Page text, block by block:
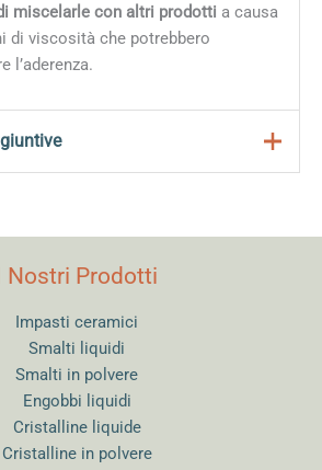
miscelarle con altri prodotti a causa
di viscosità che potrebbero
l’aderenza.
Nostri Prodotti
Impasti ceramici
Smalti liquidi
Smalti in polvere
Engobbi liquidi
Cristalline liquide
Cristalline in polvere